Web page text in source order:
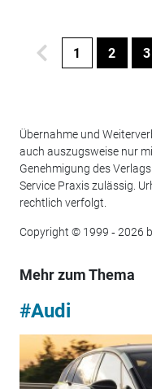
1 2 3
Übernahme und
auch auszugsweise nur
Genehmigung des
Service Praxis zulässig.
rechtlich verfolgt.
Copyright © 1999 ‐ 2026
Mehr zum Thema
#Audi